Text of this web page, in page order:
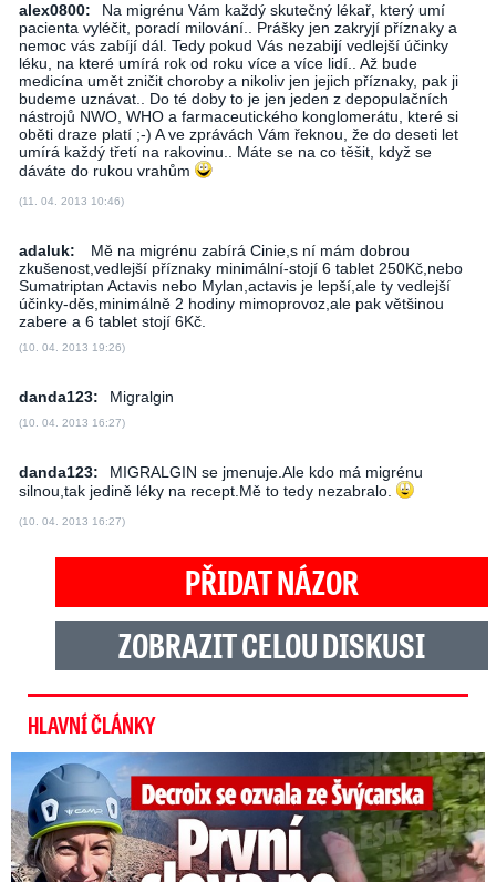
alex0800:
Na migrénu Vám každý skutečný lékař, který umí
pacienta vyléčit, poradí milování.. Prášky jen zakryjí příznaky a
nemoc vás zabíjí dál. Tedy pokud Vás nezabijí vedlejší účinky
léku, na které umírá rok od roku více a více lidí.. Až bude
medicína umět zničit choroby a nikoliv jen jejich příznaky, pak ji
budeme uznávat.. Do té doby to je jen jeden z depopulačních
nástrojů NWO, WHO a farmaceutického konglomerátu, které si
oběti draze platí ;-) A ve zprávách Vám řeknou, že do deseti let
umírá každý třetí na rakovinu.. Máte se na co těšit, když se
dáváte do rukou vrahům
(11. 04. 2013 10:46)
adaluk:
Mě na migrénu zabírá Cinie,s ní mám dobrou
zkušenost,vedlejší příznaky minimální-stojí 6 tablet 250Kč,nebo
Sumatriptan Actavis nebo Mylan,actavis je lepší,ale ty vedlejší
účinky-děs,minimálně 2 hodiny mimoprovoz,ale pak většinou
zabere a 6 tablet stojí 6Kč.
(10. 04. 2013 19:26)
danda123: Migralgin
(10. 04. 2013 16:27)
danda123:
MIGRALGIN se jmenuje.Ale kdo má migrénu
silnou,tak jedině léky na recept.Mě to tedy nezabralo.
(10. 04. 2013 16:27)
PŘIDAT NÁZOR
ZOBRAZIT CELOU DISKUSI
HLAVNÍ ČLÁNKY
Decroix se ozvala z Alp: První slova po provalení románku